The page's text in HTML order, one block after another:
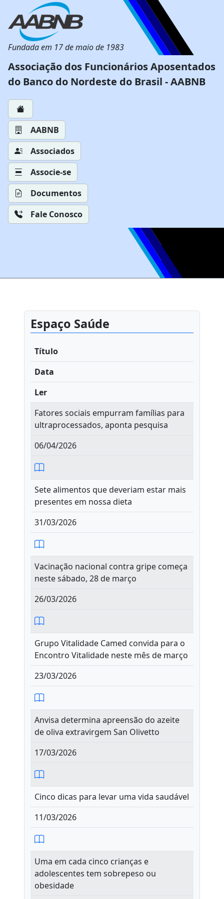
Fundada em 17 de maio de 1983
Associação dos Funcionários Aposentados
do Banco do Nordeste do Brasil - AABNB
AABNB
Associados
Associe-se
Documentos
Fale Conosco
Espaço Saúde
Título
Data
Ler
Fatores sociais empurram famílias para
ultraprocessados, aponta pesquisa
06/04/2026
Sete alimentos que deveriam estar mais
presentes em nossa dieta
31/03/2026
Vacinação nacional contra gripe começa
neste sábado, 28 de março
26/03/2026
Grupo Vitalidade Camed convida para o
Encontro Vitalidade neste mês de março
23/03/2026
Anvisa determina apreensão do azeite
de oliva extravirgem San Olivetto
17/03/2026
Cinco dicas para levar uma vida saudável
11/03/2026
Uma em cada cinco crianças e
adolescentes tem sobrepeso ou
obesidade